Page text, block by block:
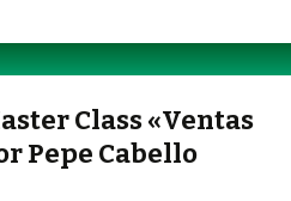
Class «Ventas
Pepe Cabello